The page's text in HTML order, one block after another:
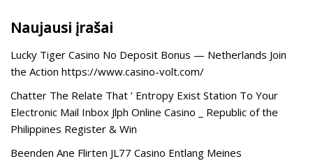
Naujausi įrašai
Lucky Tiger Casino No Deposit Bonus — Netherlands Join
the Action https://www.casino-volt.com/
Chatter The Relate That ’ Entropy Exist Station To Your
Electronic Mail Inbox Jlph Online Casino _ Republic of the
Philippines Register & Win
Beenden Ane Flirten JL77 Casino Entlang Meines